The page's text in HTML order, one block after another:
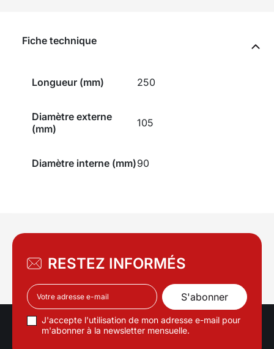
Fiche technique
Longueur (mm) 250
Diamètre externe
(mm)
105
Diamètre interne (mm)90
RESTEZ INFORMÉS
J'accepte l'utilisation de mon adresse e-mail pour
m'abonner à la newsletter mensuelle.